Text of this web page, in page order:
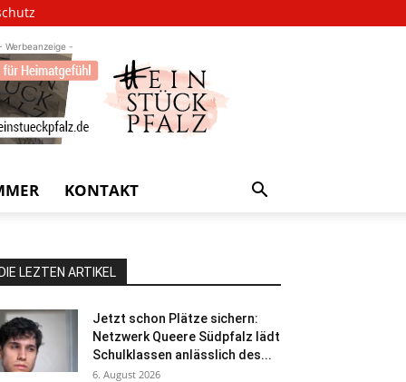
Werbeanzeige -
KONTAKT
DIE LEZTEN ARTIKEL
Jetzt schon Plätze sichern:
Netzwerk Queere Südpfalz lädt
Schulklassen anlässlich des...
6. August 2026